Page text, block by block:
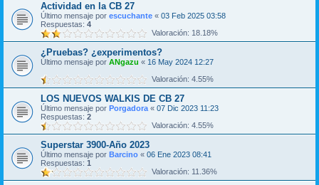
Actividad en la CB 27
Último mensaje por escuchante « 03 Feb 2025 03:58
Respuestas: 4
Valoración: 18.18%
¿Pruebas? ¿experimentos?
Último mensaje por ANgazu « 16 May 2024 12:27
Valoración: 4.55%
LOS NUEVOS WALKIS DE CB 27
Último mensaje por Porgadora « 07 Dic 2023 11:23
Respuestas: 2
Valoración: 4.55%
Superstar 3900-Año 2023
Último mensaje por Barcino « 06 Ene 2023 08:41
Respuestas: 1
Valoración: 11.36%